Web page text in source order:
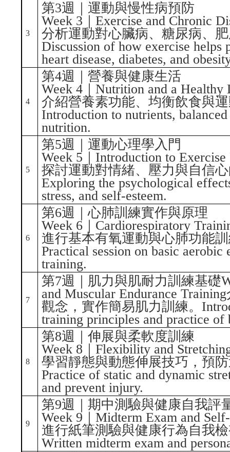
3
第3週｜運動與慢性病預防
Week 3｜Exercise and Chronic
分析運動對心臟病、糖尿病、
Discussion of how exercise helps
heart disease, diabetes, and
4
第4週｜營養與健康生活
Week 4｜Nutrition and a Healthy
介紹營養素功能、均衡飲食與
Introduction to nutrients,
nutrition.
5
第5週｜運動心理學入門
Week 5｜Introduction to Exercise
探討運動對情緒、壓力與自信
Exploring the psychological
stress, and self-esteem.
6
第6週｜心肺訓練實作與原理
Week 6｜Cardiorespiratory
進行基本有氧運動與心肺功能
Practical session on basic aerobic
training.
7
第7週｜肌力與肌耐力訓練基礎
and Muscular Endurance
觀念，實作簡易肌力訓練。
training principles and practice of
8
第8週｜伸展與柔軟度訓練
Week 8｜Flexibility and
學習靜態與動態伸展技巧，預
Practice of static and dynamic
and prevent injury.
9
第9週｜期中測驗與健康自我評
Week 9｜Midterm Exam and
進行紙筆測驗與健康行為自我
Written midterm exam and